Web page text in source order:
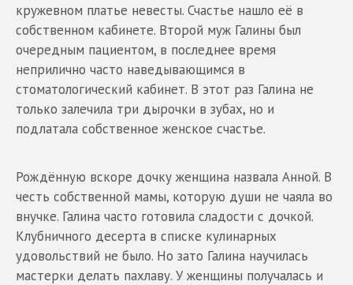
кружевном платье невесты. Счастье нашло её в
собственном кабинете. Второй муж Галины был
очередным пациентом, в последнее время
неприлично часто наведывающимся в
стоматологический кабинет. В этот раз Галина не
только залечила три дырочки в зубах, но и
подлатала собственное женское счастье.
Рождённую вскоре дочку женщина назвала Анной. В
честь собственной мамы, которую души не чаяла во
внучке. Галина часто готовила сладости с дочкой.
Клубничного десерта в списке кулинарных
удовольствий не было. Но зато Галина научилась
мастерки делать пахлаву. У женщины получалась и